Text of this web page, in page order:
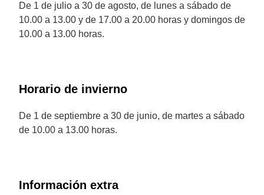
De 1 de julio a 30 de agosto, de lunes a sábado de
10.00 a 13.00 y de 17.00 a 20.00 horas y domingos de
10.00 a 13.00 horas.
Horario de invierno
De 1 de septiembre a 30 de junio, de martes a sábado
de 10.00 a 13.00 horas.
Información extra